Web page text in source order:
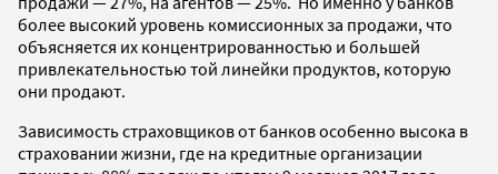
более высокий уровень комиссионных за продажи, что
объясняется их концентрированностью и большей
привлекательностью той линейки продуктов, которую
они продают.
Зависимость страховщиков от банков особенно высока в
страховании жизни, где на кредитные организации